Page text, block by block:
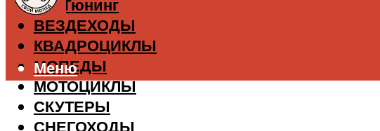
Тюнинг
ВЕЗДЕХОДЫ
КВАДРОЦИКЛЫ
МОПЕДЫ
МОТОЦИКЛЫ
СКУТЕРЫ
СНЕГОХОДЫ
Меню